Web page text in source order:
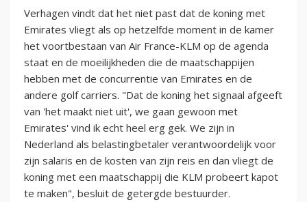
Verhagen vindt dat het niet past dat de koning met
Emirates vliegt als op hetzelfde moment in de kamer
het voortbestaan van Air France-KLM op de agenda
staat en de moeilijkheden die de maatschappijen
hebben met de concurrentie van Emirates en de
andere golf carriers. "Dat de koning het signaal afgeeft
van 'het maakt niet uit', we gaan gewoon met
Emirates' vind ik echt heel erg gek. We zijn in
Nederland als belastingbetaler verantwoordelijk voor
zijn salaris en de kosten van zijn reis en dan vliegt de
koning met een maatschappij die KLM probeert kapot
te maken", besluit de getergde bestuurder.